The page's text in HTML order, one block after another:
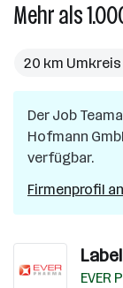
Mehr als
20 km Umkreis
Der Job
Hofmann
verfügbar.
Firmenprofil
EVER